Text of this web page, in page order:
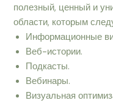
полезный, ценный и
области, которым
Информационные
Веб-истории.
Подкасты.
Вебинары.
Визуальная